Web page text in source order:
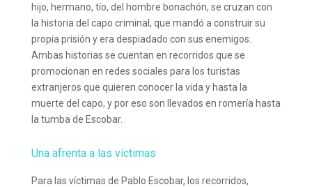
hijo, hermano, tío, del hombre bonachón, se cruzan con
la historia del capo criminal, que mandó a construir su
propia prisión y era despiadado con sus enemigos.
Ambas historias se cuentan en recorridos que se
promocionan en redes sociales para los turistas
extranjeros que quieren conocer la vida y hasta la
muerte del capo, y por eso son llevados en romería hasta
la tumba de Escobar.
Una afrenta a las víctimas
Para las víctimas de Pablo Escobar, los recorridos,